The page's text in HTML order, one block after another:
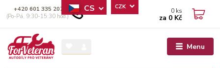
Menu
CS CZK
+420 601 335 207
(Po-Pá, 9:30-15:30 hod.)
0 ks
za 0 Kč